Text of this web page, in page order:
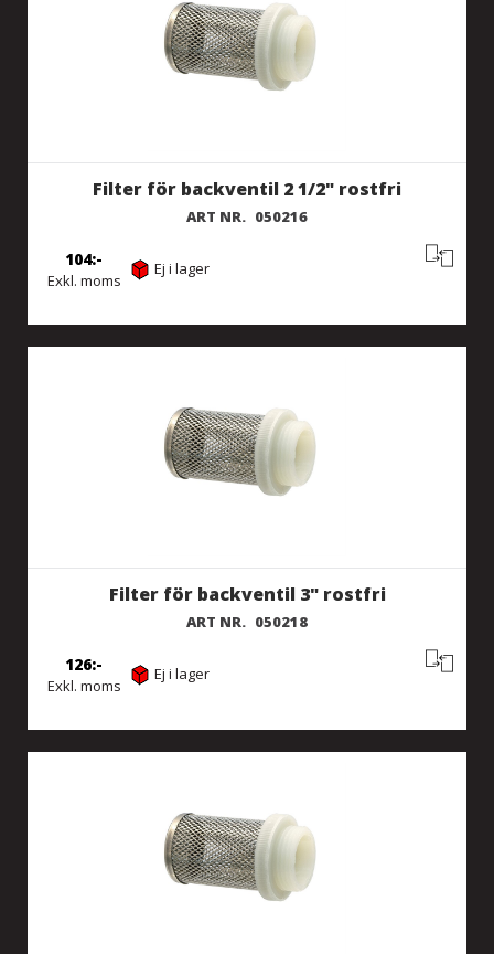
Filter för backventil 2 1/2" rostfri
ART NR. 050216
Exkl. moms
104 Ej i lager
Filter för backventil 3" rostfri
ART NR. 050218
Exkl. moms
126 Ej i lager